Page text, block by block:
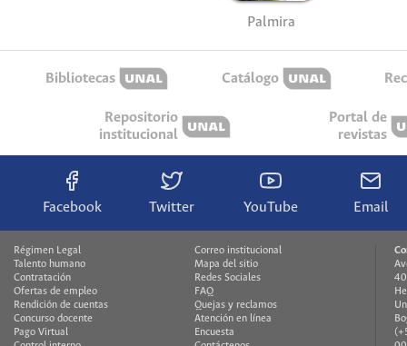
Palmira
Bibliotecas Catálogo
Repositorio
institucional
Portal de
revistas
Facebook Twitter YouTube Email
Régimen Legal
Talento humano
Contratación
Ofertas de empleo
Rendición de cuentas
Concurso docente
Pago Virtual
Correo institucional
Mapa del sitio
Redes Sociales
FAQ
Quejas y reclamos
Atención en línea
Encuesta